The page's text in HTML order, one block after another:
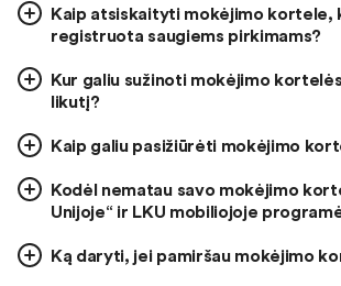
Kaip atsiskaityti mokėjimo kortele,
registruota saugiems pirkimams?
Kur galiu sužinoti mokėjimo
likutį?
Kaip galiu pasižiūrėti mokėjimo
Kodėl nematau savo mokėjimo
Unijoje“ ir LKU mobiliojoje
Ką daryti, jei pamiršau mokėjimo